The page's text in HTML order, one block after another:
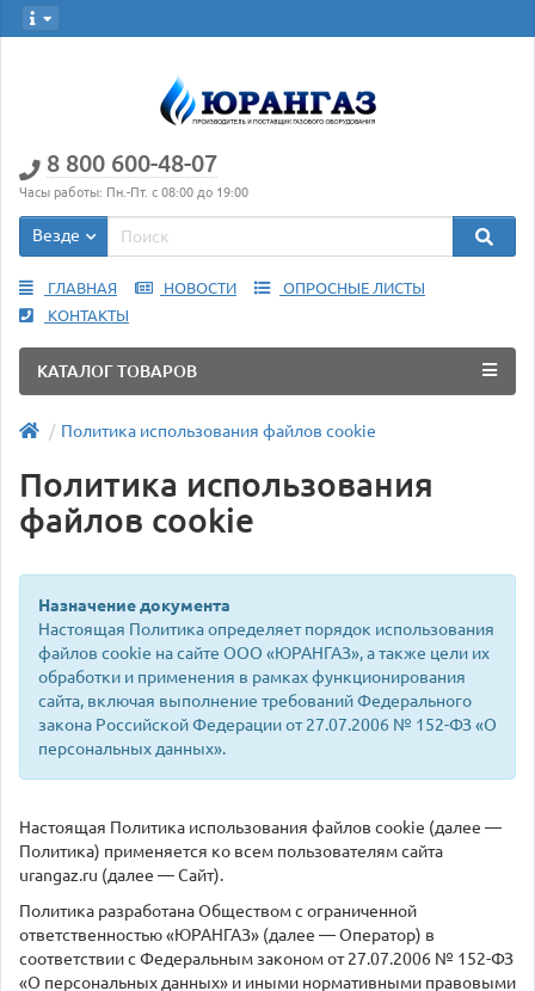
8 800 600-48-07
Часы работы: Пн.-Пт. с 08:00 до 19:00
Везде
ГЛАВНАЯ НОВОСТИ
ОПРОСНЫЕ ЛИСТЫ
КОНТАКТЫ
КАТАЛОГ ТОВАРОВ
Политика использования файлов cookie
Политика использования
файлов cookie
Назначение документа
Настоящая Политика определяет порядок использования
файлов cookie на сайте ООО «ЮРАНГАЗ», а также цели их
обработки и применения в рамках функционирования
сайта, включая выполнение требований Федерального
закона Российской Федерации от 27.07.2006 № 152-ФЗ «О
персональных данных».
Настоящая Политика использования файлов cookie (далее —
Политика) применяется ко всем пользователям сайта
urangaz.ru (далее — Сайт).
Политика разработана Обществом с ограниченной
ответственностью «ЮРАНГАЗ» (далее — Оператор) в
соответствии с Федеральным законом от 27.07.2006 № 152-ФЗ
«О персональных данных» и иными нормативными правовыми